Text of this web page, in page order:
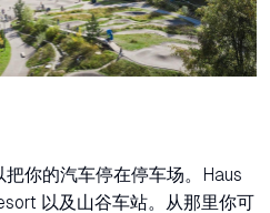
你的汽车停在停车场。Haus
以及山谷车站。从那里你可